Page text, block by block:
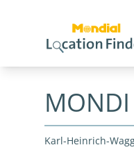
MONDI
Karl-Heinrich-